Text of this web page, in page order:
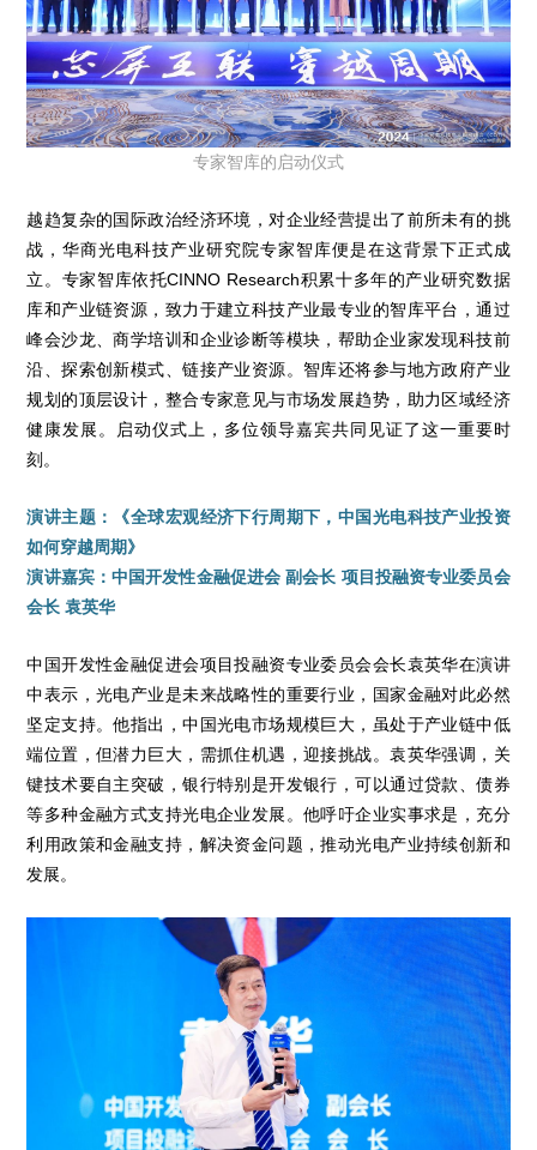
专家智库的启动仪式
越趋复杂的国际政治经济环境，对企业经营提出了前所未有的挑
战，华商光电科技产业研究院专家智库便是在这背景下正式成
立。专家智库依托CINNO Research积累十多年的产业研究数据
库和产业链资源，致力于建立科技产业最专业的智库平台，通过
峰会沙龙、商学培训和企业诊断等模块，帮助企业家发现科技前
沿、探索创新模式、链接产业资源。智库还将参与地方政府产业
规划的顶层设计，整合专家意见与市场发展趋势，助力区域经济
健康发展。启动仪式上，多位领导嘉宾共同见证了这一重要时
刻。
演讲主题：《全球宏观经济下行周期下，中国光电科技产业投资
如何穿越周期》
演讲嘉宾：中国开发性金融促进会 副会长 项目投融资专业委员会
会长 袁英华
中国开发性金融促进会项目投融资专业委员会会长袁英华在演讲
中表示，光电产业是未来战略性的重要行业，国家金融对此必然
坚定支持。他指出，中国光电市场规模巨大，虽处于产业链中低
端位置，但潜力巨大，需抓住机遇，迎接挑战。袁英华强调，关
键技术要自主突破，银行特别是开发银行，可以通过贷款、债券
等多种金融方式支持光电企业发展。他呼吁企业实事求是，充分
利用政策和金融支持，解决资金问题，推动光电产业持续创新和
发展。